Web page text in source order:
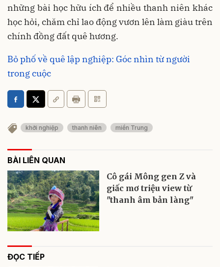
những bài học hữu ích để nhiều thanh niên khác
học hỏi, chăm chỉ lao động vươn lên làm giàu trên
chính đồng đất quê hương.
Bỏ phố về quê lập nghiệp: Góc nhìn từ người
trong cuộc
khởi nghiệp thanh niên miền Trung
BÀI LIÊN QUAN
Cô gái Mông gen Z và
giấc mơ triệu view từ
"thanh âm bản làng"
ĐỌC TIẾP